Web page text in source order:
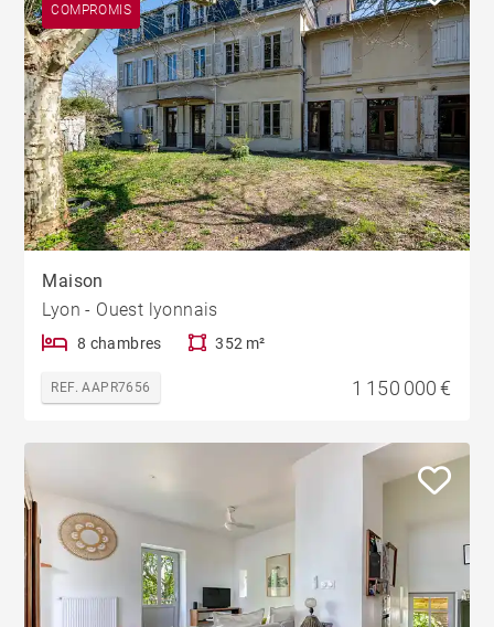
COMPROMIS
Maison
Lyon - Ouest lyonnais
8 chambres 352 m²
REF. AAPR7656 1 150 000 €